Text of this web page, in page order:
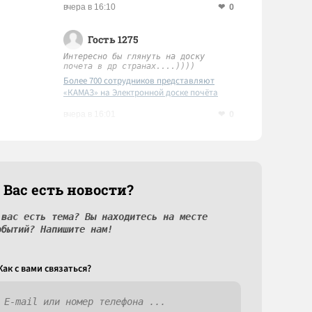
вчера в 16:10 0
Гость 1275
Интересно бы глянуть на доску
почета в др странах....))))
Более 700 сотрудников представляют
«КАМАЗ» на Электронной доске почёта
есть новости?
есть тема? Вы находитесь на месте
Напишите нам!
c вами связаться?